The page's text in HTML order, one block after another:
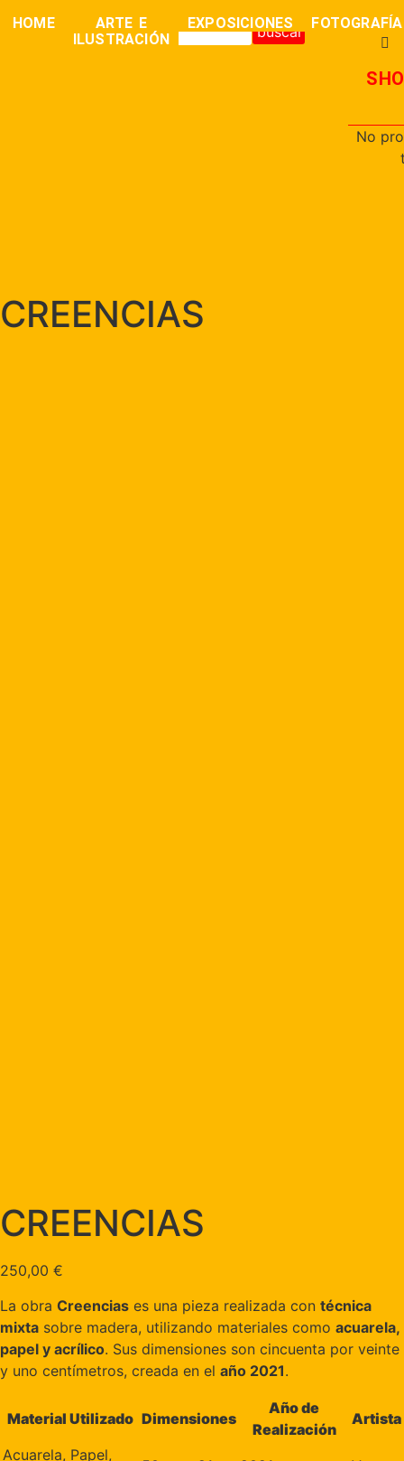
HOME
ARTE E
ILUSTRACIÓN
EXPOSICIONES FOTOGRAFÍA
buscar
0,00€
No
CREENCIAS
CREENCIAS
250,00 €
La obra Creencias es una pieza realizada con técnica
mixta sobre madera, utilizando materiales como acuarela,
papel y acrílico. Sus dimensiones son cincuenta por veinte
y uno centímetros, creada en el año 2021.
Material Utilizado Dimensiones
Año de
Realización
Artista
Acuarela, Papel,